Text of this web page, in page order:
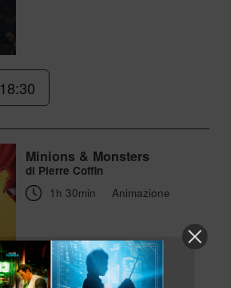
18:30
Minions & Monsters
di Pierre Coffin
1h 30min
Animazione